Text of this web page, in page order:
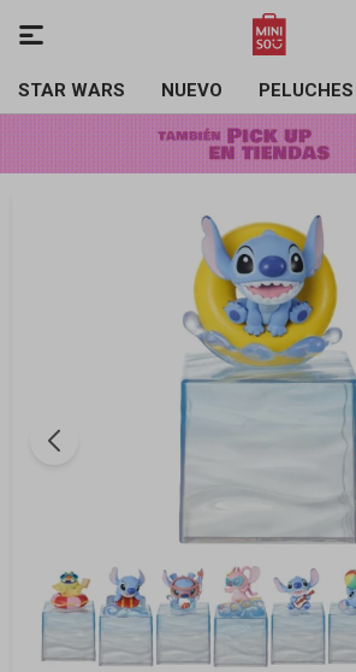
STAR WARS NUEVO PELUCHES
